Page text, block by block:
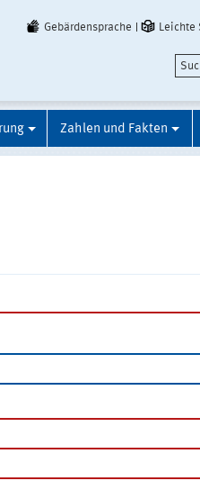
Gebärdensprache Leichte
Zahlen und Fakten